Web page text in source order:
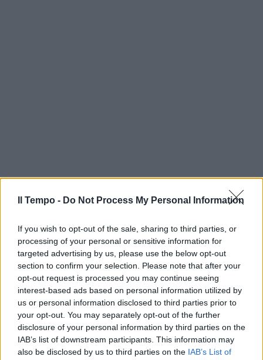
Il Tempo - Do Not Process My Personal Information
If you wish to opt-out of the sale, sharing to third parties, or
processing of your personal or sensitive information for
targeted advertising by us, please use the below opt-out
section to confirm your selection. Please note that after your
opt-out request is processed you may continue seeing
interest-based ads based on personal information utilized by
us or personal information disclosed to third parties prior to
your opt-out. You may separately opt-out of the further
disclosure of your personal information by third parties on the
IAB’s list of downstream participants. This information may
also be disclosed by us to third parties on the IAB’s List of
In evidenza